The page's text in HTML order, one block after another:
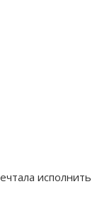
исполнить